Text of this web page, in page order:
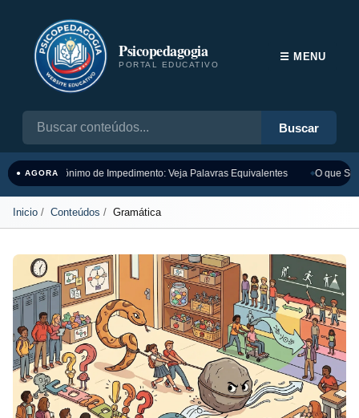
Psicopedagogia
PORTAL EDUCATIVO
Buscar
☰ MENU
● AGORASinônimo de Impedimento: Veja Palavras Equivalentes O que
Inicio Conteúdos Gramática